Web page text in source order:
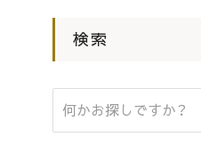
検索